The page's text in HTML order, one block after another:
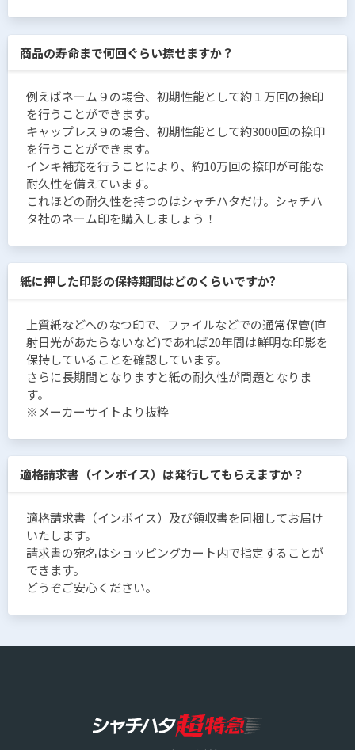
商品の寿命まで何回ぐらい捺せますか？
例えばネーム９の場合、初期性能として約１万回の捺印
を行うことができます。
キャップレス９の場合、初期性能として約3000回の捺印
を行うことができます。
インキ補充を行うことにより、約10万回の捺印が可能な
耐久性を備えています。
これほどの耐久性を持つのはシャチハタだけ。シャチハ
タ社のネーム印を購入しましょう！
紙に押した印影の保持期間はどのくらいですか?
上質紙などへのなつ印で、ファイルなどでの通常保管(直
射日光があたらないなど)であれば20年間は鮮明な印影を
保持していることを確認しています。
さらに長期間となりますと紙の耐久性が問題となりま
す。
※メーカーサイトより抜粋
適格請求書（インボイス）は発行してもらえますか？
適格請求書（インボイス）及び領収書を同梱してお届け
いたします。
請求書の宛名はショッピングカート内で指定することが
できます。
どうぞご安心ください。